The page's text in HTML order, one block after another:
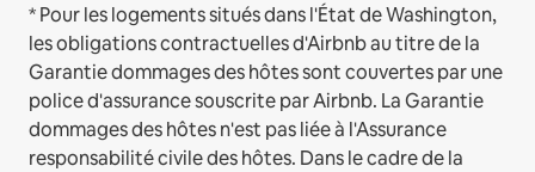
* Pour les logements situés dans l'État de Washington,
les obligations contractuelles d'Airbnb au titre de la
Garantie dommages des hôtes sont couvertes par une
police d'assurance souscrite par Airbnb. La Garantie
dommages des hôtes n'est pas liée à l'Assurance
responsabilité civile des hôtes. Dans le cadre de la